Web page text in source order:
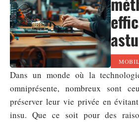
Dans un monde où la
omniprésente, nombreux sont
préserver leur vie privée en
insu. Que ce soit pour des